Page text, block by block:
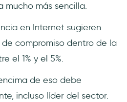
mucho más sencilla.
en Internet sugieren
compromiso dentro de la
el 1% y el 5%.
de eso debe
incluso líder del sector.